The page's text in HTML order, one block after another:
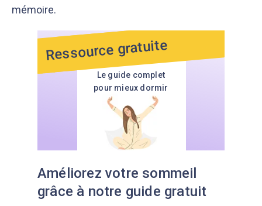
mémoire.
Améliorez votre sommeil
grâce à notre guide gratuit
Le guide complet
pour mieux dormir
Ressource gratuite